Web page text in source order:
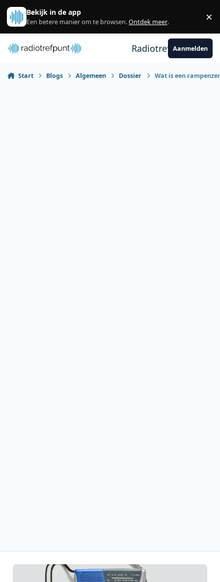
Spring naar bijdragen
Bekijk in de app
Een betere manier om te browsen.Ontdek meer. ×
RadiotrefpuntAanmelden
Start Blogs Algemeen Dossier Wat is een